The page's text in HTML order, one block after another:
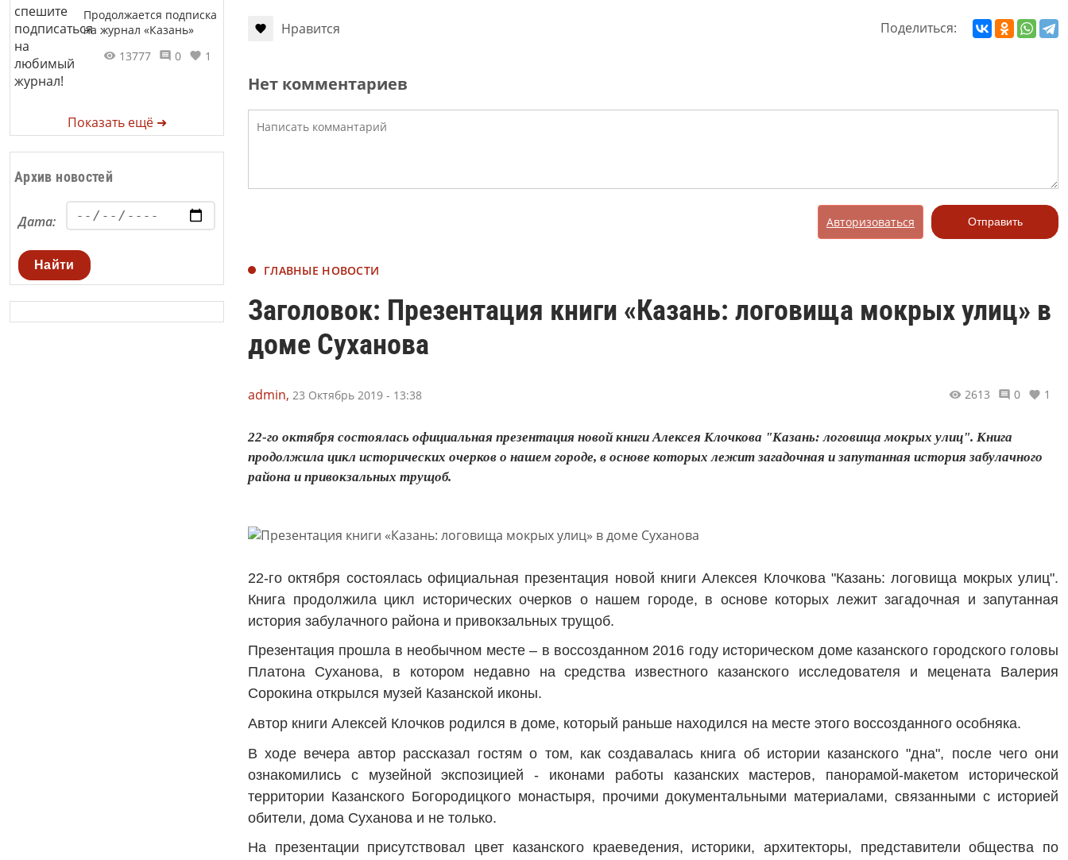
Продолжается подписка
на журнал «Казань»
13777
0 1
Показать ещё ➜
Архив новостей
Дата:
Найти
Нравится Поделиться:
Нет комментариев
Авторизоваться Отправить
ГЛАВНЫЕ НОВОСТИ
Заголовок: Презентация книги «Казань: логовища мокрых улиц» в
доме Суханова
admin, 23 Октябрь 2019 - 13:38 2613 0 1
22-го октября состоялась официальная презентация новой книги Алексея Клочкова "Казань: логовища мокрых улиц". Книга
продолжила цикл исторических очерков о нашем городе, в основе которых лежит загадочная и запутанная история забулачного
района и привокзальных трущоб.
22-го октября состоялась официальная презентация новой книги Алексея Клочкова "Казань: логовища мокрых улиц".
Книга продолжила цикл исторических очерков о нашем городе, в основе которых лежит загадочная и запутанная
история забулачного района и привокзальных трущоб.
Презентация прошла в необычном месте – в воссозданном 2016 году историческом доме казанского городского головы
Платона Суханова, в котором недавно на средства известного казанского исследователя и мецената Валерия
Сорокина открылся музей Казанской иконы.
Автор книги Алексей Клочков родился в доме, который раньше находился на месте этого воссозданного особняка.
В ходе вечера автор рассказал гостям о том, как создавалась книга об истории казанского "дна", после чего они
ознакомились с музейной экспозицией - иконами работы казанских мастеров, панорамой-макетом исторической
территории Казанского Богородицкого монастыря, прочими документальными материалами, связанными с историей
обители, дома Суханова и не только.
На презентации присутствовал цвет казанского краеведения, историки, архитекторы, представители общества по